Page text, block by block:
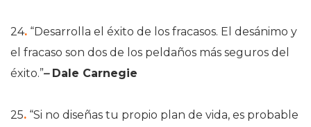
24. “Desarrolla el éxito de los fracasos. El desánimo y
el fracaso son dos de los peldaños más seguros del
éxito.”– Dale Carnegie
25. “Si no diseñas tu propio plan de vida, es probable